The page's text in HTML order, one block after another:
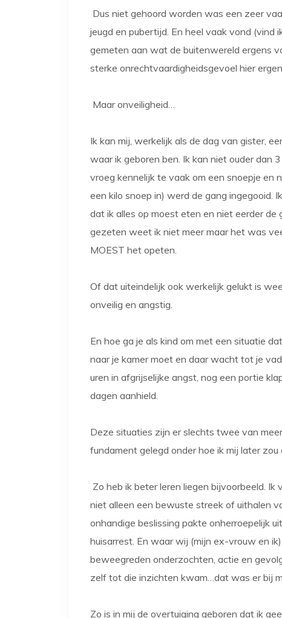
Dus niet gehoord worden was een zeer
jeugd en pubertijd. En heel vaak vond
gemeten aan wat de buitenwereld ergens
sterke onrechtvaardigheidsgevoel hier
Maar onveiligheid…
Ik kan mij, werkelijk als de dag van gister,
waar ik geboren ben. Ik kan niet ouder dan
vroeg kennelijk te vaak om een snoepje en
een kilo snoep in) werd de gang ingegooid.
dat ik alles op moest eten en niet eerder
gezeten weet ik niet meer maar het was
MOEST het opeten.
Of dat uiteindelijk ook werkelijk gelukt is
onveilig en angstig.
En hoe ga je als kind om met een situatie
naar je kamer moet en daar wacht tot je
uren in afgrijselijke angst, nog een portie
dagen aanhield.
Deze situaties zijn er slechts twee van
fundament gelegd onder hoe ik mij later
Zo heb ik beter leren liegen bijvoorbeeld.
niet alleen een bewuste streek of uithalen
onhandige beslissing pakte onherroepelijk
huisarrest. En waar wij (mijn ex-vrouw en
beweegreden onderzochten, actie en
zelf tot die inzichten kwam…dat was er bij
Zo is in mij de overtuiging geboren dat ik